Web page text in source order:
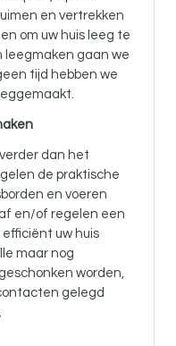
en vertrekken
om uw huis leeg te
leegmaken gaan we
tijd hebben we
dan het
de praktische
en voeren
en/of regelen een
uw huis
maar nog
worden,
gelegd